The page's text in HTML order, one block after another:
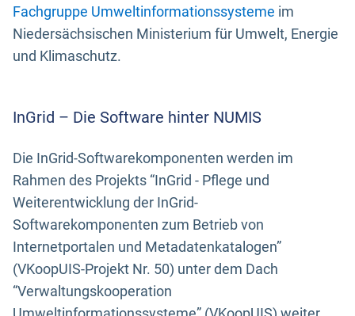
Fachgruppe Umweltinformationssysteme im
Niedersächsischen Ministerium für Umwelt, Energie
und Klimaschutz.
InGrid – Die Software hinter NUMIS
Die InGrid-Softwarekomponenten werden im
Rahmen des Projekts “InGrid - Pflege und
Weiterentwicklung der InGrid-
Softwarekomponenten zum Betrieb von
Internetportalen und Metadatenkatalogen”
(VKoopUIS-Projekt Nr. 50) unter dem Dach
“Verwaltungskooperation